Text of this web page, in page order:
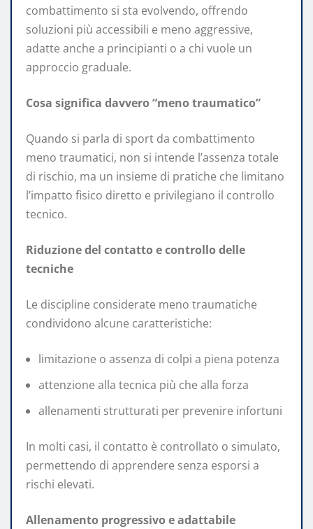
combattimento si sta evolvendo, offrendo
soluzioni più accessibili e meno aggressive,
adatte anche a principianti o a chi vuole un
approccio graduale.
Cosa significa davvero “meno traumatico”
Quando si parla di sport da combattimento
meno traumatici, non si intende l’assenza totale
di rischio, ma un insieme di pratiche che limitano
l’impatto fisico diretto e privilegiano il controllo
tecnico.
Riduzione del contatto e controllo delle
tecniche
Le discipline considerate meno traumatiche
condividono alcune caratteristiche:
limitazione o assenza di colpi a piena potenza
attenzione alla tecnica più che alla forza
allenamenti strutturati per prevenire infortuni
In molti casi, il contatto è controllato o simulato,
permettendo di apprendere senza esporsi a
rischi elevati.
Allenamento progressivo e adattabile